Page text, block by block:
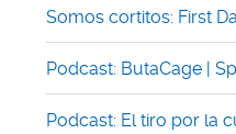
Somos cortitos: First
Podcast: ButaCage |
Podcast: El tiro por la